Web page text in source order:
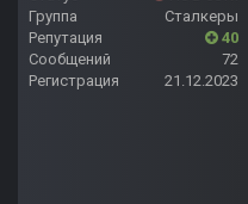
Группа
Сталкеры
Репутация
40
Сообщений
72
Регистрация
21.12.2023